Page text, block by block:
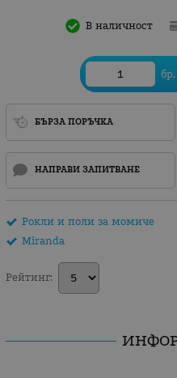
В наличност
бр.
БЪРЗА ПОРЪЧКА
НАПРАВИ ЗАПИТВАНЕ
Рокли и поли за момиче
Miranda
Рейтинг: